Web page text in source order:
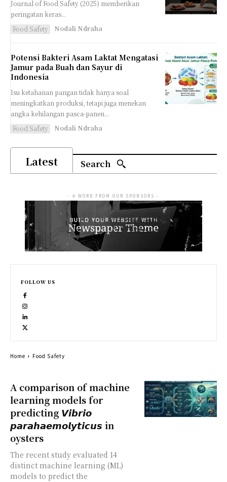
Journal of Food Safety (2025) memberikan
peringatan keras...
Food Safety
Nodali Ndraha
Potensi Bakteri Asam Laktat Mengatasi
Jamur pada Buah dan Sayur di
Indonesia
Isu ketahanan pangan tidak hanya soal
meningkatkan produksi, tetapi juga menekan
angka kehilangan pasca-panen...
Food Safety
Nodali Ndraha
Latest Search
A comparison of machine
learning models for
predicting 𝙑𝙞𝙗𝙧𝙞𝙤
𝙥𝙖𝙧𝙖𝙝𝙖𝙚𝙢𝙤𝙡𝙮𝙩𝙞𝙘𝙪𝙨 in
oysters
The recent study evaluated 14
distinct machine learning (ML)
models to predict the
- A WORD FROM OUR SPONSORS -
FOLLOW US
Home Food Safety